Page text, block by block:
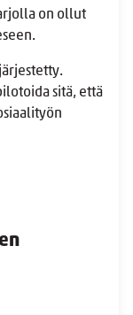
on ollut
sitä, että